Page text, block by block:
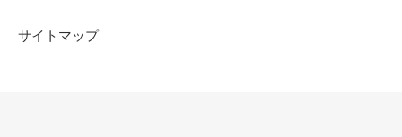
サイトマップ